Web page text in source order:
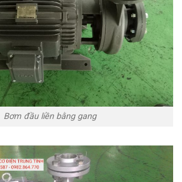
Bơm đầu liền bằng gang